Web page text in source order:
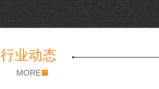
行业动态
MORE